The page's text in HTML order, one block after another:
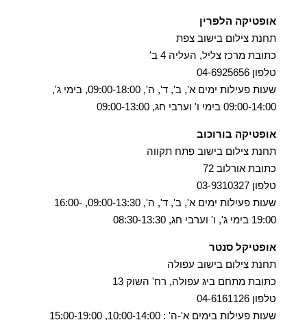
אופטיקה הלפרין
תחנת צילום בישוב צפת
כתובת מרכז צליל, העליה 4 ב'
טלפון 04-6925656
שעות פעילות ימים א', ב', ד', ה', 09:00-18:00, בימי ג',
09:00-14:00 בימי ו' וערבי חג, 09:00-13:00
אופטיקה בורוכוב
תחנת צילום בישוב פתח תקווה
כתובת אורלוב 72
טלפון 03-9310327
שעות פעילות ימים א', ב', ד', ה', 09:00-13:30, 16:00-
19:00 בימי ג', ו' וערבי חג, 08:30-13:30
אופטיקל סנטר
תחנת צילום בישוב עפולה
כתובת מתחם ביג עפולה, רח' השוק 13
טלפון 04-6161126
שעות פעילות בימים א'-ה' : 10:00-14:00, 15:00-19:00